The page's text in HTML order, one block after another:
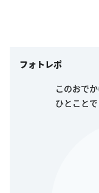
フォトレポ
このおで
ひとことで